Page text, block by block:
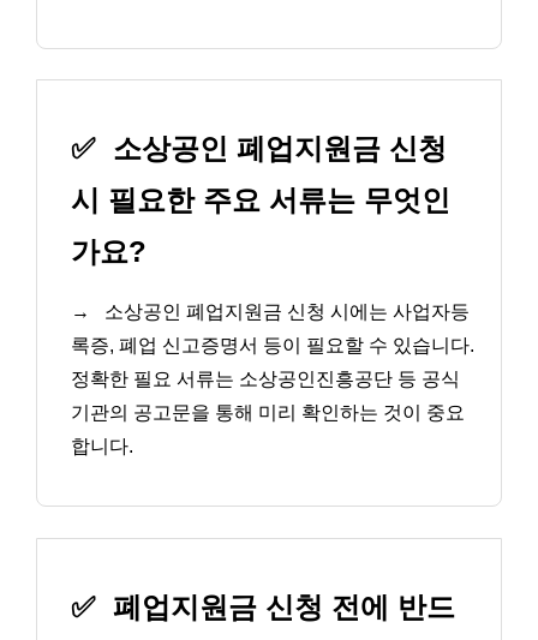
✅ 소상공인 폐업지원금 신청
시 필요한 주요 서류는 무엇인
가요?
→
소상공인 폐업지원금 신청 시에는 사업자등
록증, 폐업 신고증명서 등이 필요할 수 있습니다.
정확한 필요 서류는 소상공인진흥공단 등 공식
기관의 공고문을 통해 미리 확인하는 것이 중요
합니다.
✅ 폐업지원금 신청 전에 반드